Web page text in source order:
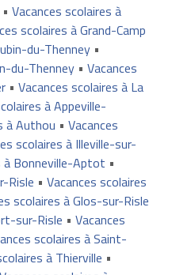
Vacances scolaires à
scolaires à Grand-Camp
du-Thenney•
du-Thenney• Vacances
• Vacances scolaires à La
à Appeville-
à Authou • Vacances
scolaires à Illeville-sur-
à Bonneville-Aptot •
Risle • Vacances scolaires
scolaires à Glos-sur-Risle
sur-Risle • Vacances
scolaires à Saint-
à Thierville •